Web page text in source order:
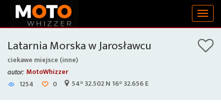
Latarnia Morska w Jarosławcu
ciekawe miejsce (inne)
autor: MotoWhizzer
1254
0 54° 32.502 N 16° 32.656 E